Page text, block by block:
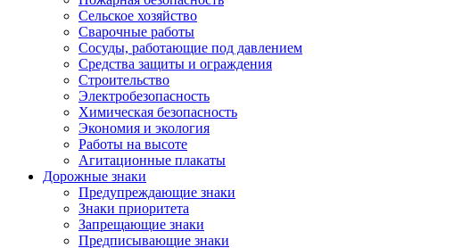
Сельское хозяйство
Сварочные работы
Сосуды, работающие под давлением
Средства защиты и ограждения
Строительство
Электробезопасность
Химическая безопасность
Экономия и экология
Работы на высоте
Агитационные плакаты
Дорожные знаки
Предупреждающие знаки
Знаки приоритета
Запрещающие знаки
Предписывающие знаки